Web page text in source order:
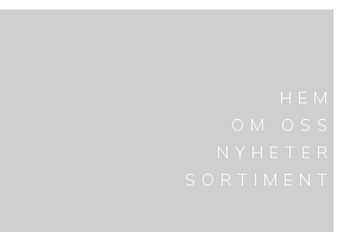
HEM
OM OSS
NYHETER
SORTIMENT